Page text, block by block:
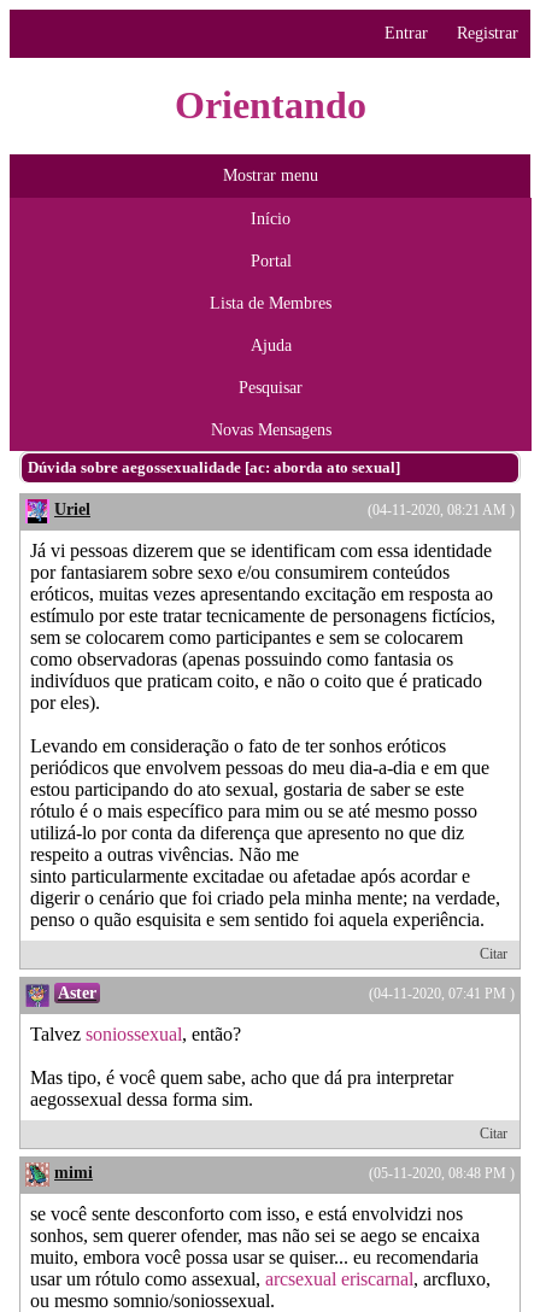
Entrar Registrar
Orientando
Mostrar menu
Início
Portal
Lista de Membres
Ajuda
Pesquisar
Novas Mensagens
Dúvida sobre aegossexualidade [ac: aborda ato sexual]
(04-11-2020, 08:21 AM )
Uriel
Já vi pessoas dizerem que se identificam com essa identidade
por fantasiarem sobre sexo e/ou consumirem conteúdos
eróticos, muitas vezes apresentando excitação em resposta ao
estímulo por este tratar tecnicamente de personagens fictícios,
sem se colocarem como participantes e sem se colocarem
como observadoras (apenas possuindo como fantasia os
indivíduos que praticam coito, e não o coito que é praticado
por eles).
Levando em consideração o fato de ter sonhos eróticos
periódicos que envolvem pessoas do meu dia-a-dia e em que
estou participando do ato sexual, gostaria de saber se este
rótulo é o mais específico para mim ou se até mesmo posso
utilizá-lo por conta da diferença que apresento no que diz
respeito a outras vivências. Não me
sinto particularmente excitadae ou afetadae após acordar e
digerir o cenário que foi criado pela minha mente; na verdade,
penso o quão esquisita e sem sentido foi aquela experiência.
Citar
(04-11-2020, 07:41 PM )
Aster
Talvez soniossexual, então?
Mas tipo, é você quem sabe, acho que dá pra interpretar
aegossexual dessa forma sim.
Citar
(05-11-2020, 08:48 PM )
mimi
se você sente desconforto com isso, e está envolvidzi nos
sonhos, sem querer ofender, mas não sei se aego se encaixa
muito, embora você possa usar se quiser... eu recomendaria
usar um rótulo como assexual, arcsexual eriscarnal, arcfluxo,
ou mesmo somnio/soniossexual.